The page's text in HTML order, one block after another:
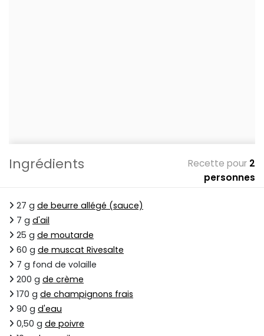
Ingrédients Recette pour 2
personnes
27 g de beurre allégé (sauce)
7 g d'ail
25 g de moutarde
60 g de muscat Rivesalte
7 g fond de volaille
200 g de crème
170 g de champignons frais
90 g d'eau
0,50 g de poivre